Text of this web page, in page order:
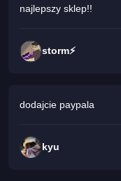
najlepszy sklep!!
storm⚡
dodajcie paypala
kyu